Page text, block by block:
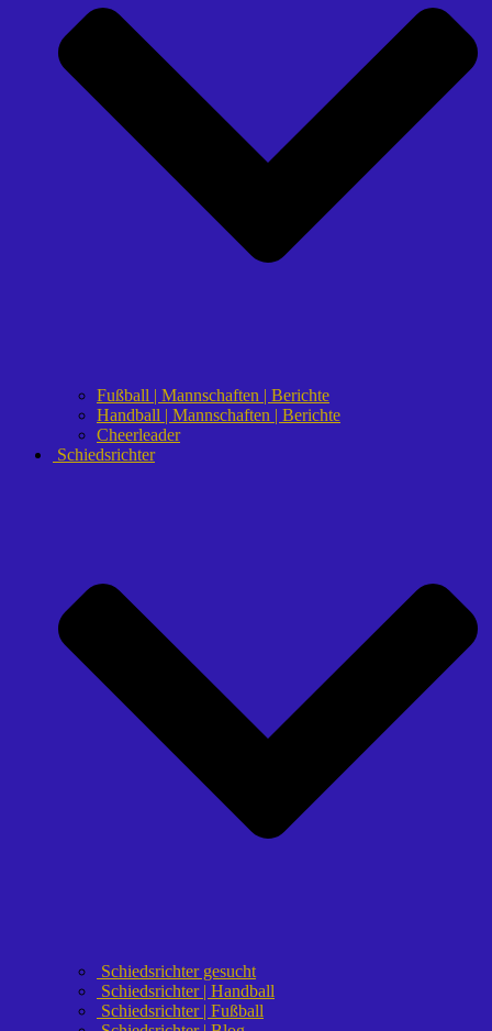
Fußball | Mannschaften | Berichte
Handball | Mannschaften | Berichte
Cheerleader
Schiedsrichter
Schiedsrichter gesucht
Schiedsrichter | Handball
Schiedsrichter | Fußball